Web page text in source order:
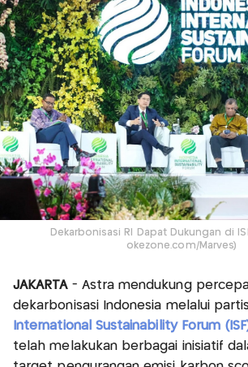
Dekarbonisasi RI Dapat Dukungan di
okezone.com/Marves)
JAKARTA - Astra mendukung
dekarbonisasi Indonesia melalui
International Sustainability Forum
telah melakukan berbagai inisiatif